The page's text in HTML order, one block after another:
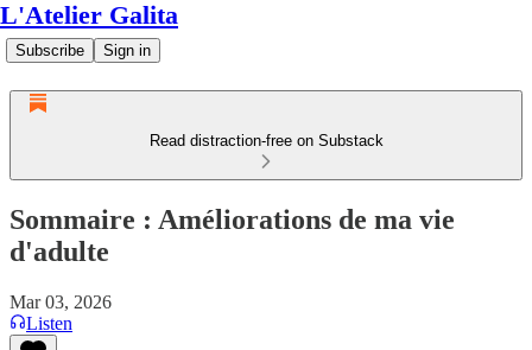
L'Atelier Galita
Subscribe Sign in
Read distraction-free on Substack
Sommaire : Améliorations de ma vie
d'adulte
Mar 03, 2026
Listen